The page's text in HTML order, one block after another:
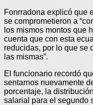
Fonrradona explicó que
se comprometieron a
los mismos montos que
cuenta que con esta
reducidas, por lo que se
las mismas”.
El funcionario recordó
sentarnos nuevamente
porcentaje, la
salarial para el segundo